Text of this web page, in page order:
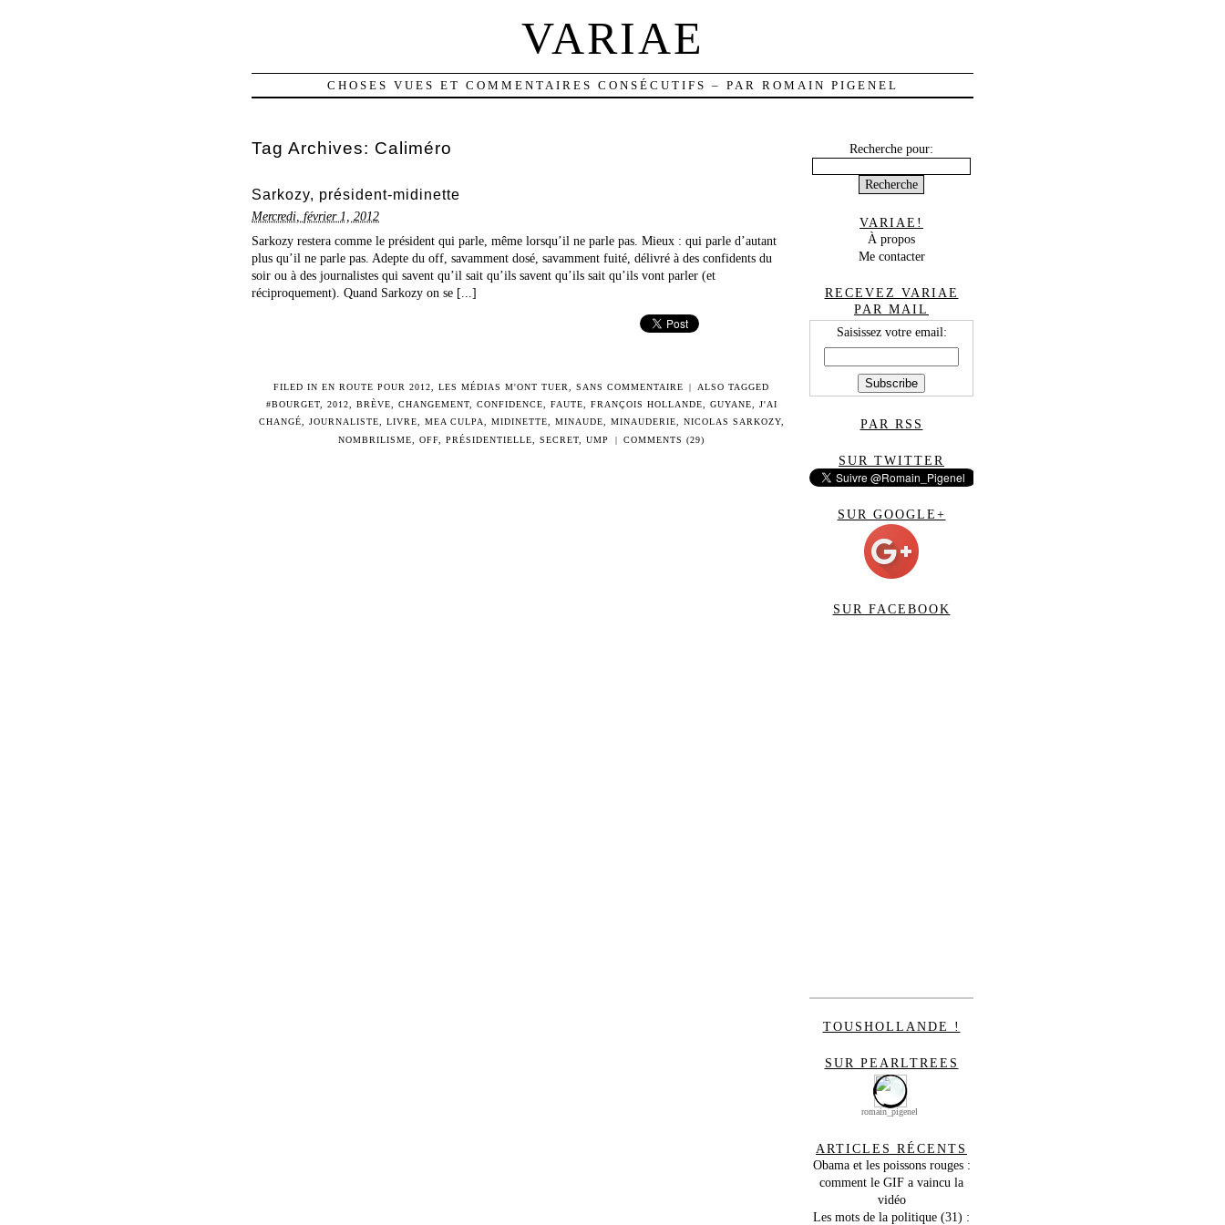
VARIAE
CHOSES VUES ET COMMENTAIRES CONSÉCUTIFS – PAR ROMAIN PIGENEL
Tag Archives: Caliméro
Sarkozy, président-midinette
Mercredi, février 1, 2012
Sarkozy restera comme le président qui parle, même lorsqu’il ne parle pas. Mieux : qui parle d’autant
plus qu’il ne parle pas. Adepte du off, savamment dosé, savamment fuité, délivré à des confidents du
soir ou à des journalistes qui savent qu’il sait qu’ils savent qu’ils sait qu’ils vont parler (et
réciproquement). Quand Sarkozy on se [...]
FILED IN EN ROUTE POUR 2012 LES MÉDIAS M'ONT TUER SANS COMMENTAIRE |
ALSO TAGGED
#BOURGET, 2012 BRÈVE CHANGEMENT, CONFIDENCE FAUTE FRANÇOIS HOLLANDE GUYANE
J'AI
CHANGÉ
JOURNALISTE LIVRE MEA CULPA MIDINETTE MINAUDE MINAUDERIE NICOLAS SARKOZY,
NOMBRILISME
,OFF ,PRÉSIDENTIELLE ,SECRET ,UMP | COMMENTS (29)
Recherche pour:
VARIAE!
À propos
Me contacter
RECEVEZ VARIAE
PAR MAIL
Saisissez votre email:
PAR RSS
SUR TWITTER
SUR GOOGLE+
SUR FACEBOOK
TOUSHOLLANDE !
SUR PEARLTREES
romain_pigenel
ARTICLES RÉCENTS
Obama et les poissons rouges :
comment le GIF a vaincu la
vidéo
Les mots de la politique (31) :